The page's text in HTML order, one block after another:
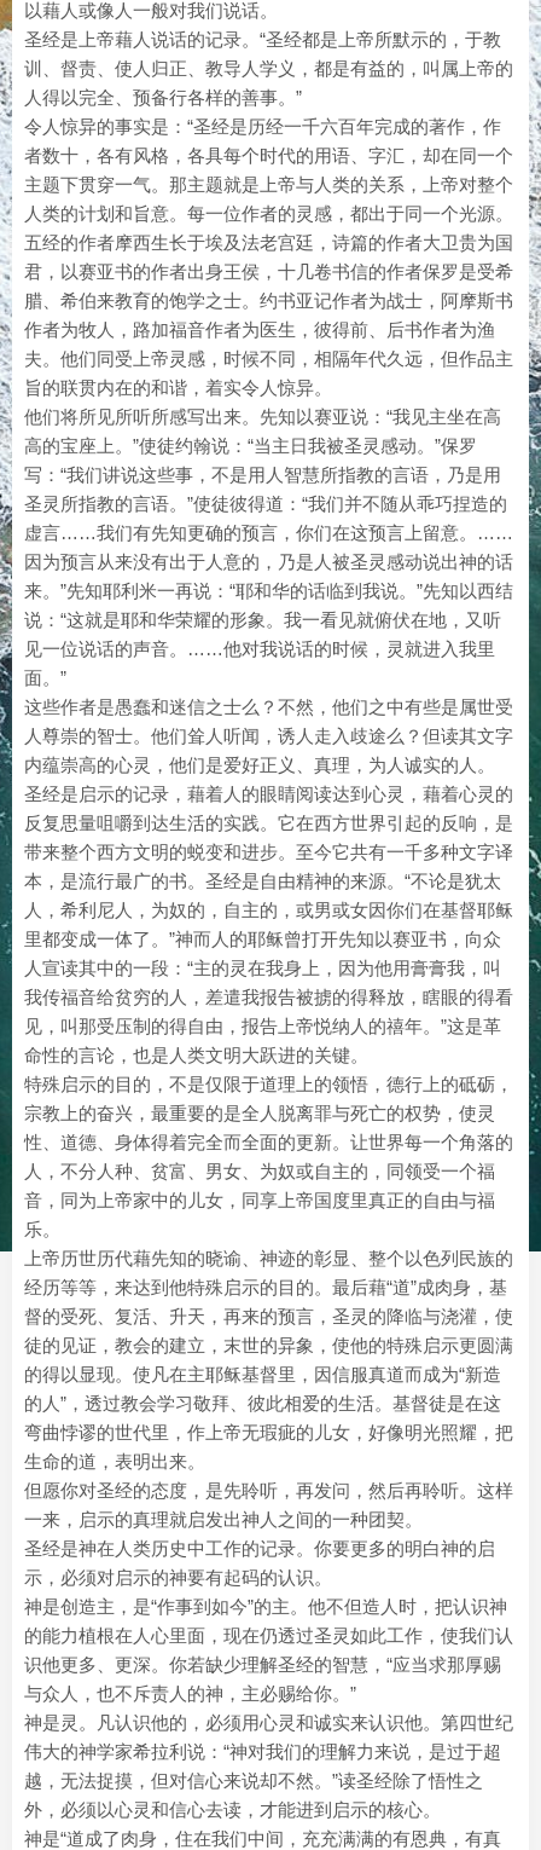
以藉人或像人一般对我们说话。
圣经是上帝藉人说话的记录。“圣经都是上帝所默示的，于教
训、督责、使人归正、教导人学义，都是有益的，叫属上帝的
人得以完全、预备行各样的善事。”
令人惊异的事实是：“圣经是历经一千六百年完成的著作，作
者数十，各有风格，各具每个时代的用语、字汇，却在同一个
主题下贯穿一气。那主题就是上帝与人类的关系，上帝对整个
人类的计划和旨意。每一位作者的灵感，都出于同一个光源。
五经的作者摩西生长于埃及法老宫廷，诗篇的作者大卫贵为国
君，以赛亚书的作者出身王侯，十几卷书信的作者保罗是受希
腊、希伯来教育的饱学之士。约书亚记作者为战士，阿摩斯书
作者为牧人，路加福音作者为医生，彼得前、后书作者为渔
夫。他们同受上帝灵感，时候不同，相隔年代久远，但作品主
旨的联贯内在的和谐，着实令人惊异。
他们将所见所听所感写出来。先知以赛亚说：“我见主坐在高
高的宝座上。”使徒约翰说：“当主日我被圣灵感动。”保罗
写：“我们讲说这些事，不是用人智慧所指教的言语，乃是用
圣灵所指教的言语。”使徒彼得道：“我们并不随从乖巧捏造的
虚言……我们有先知更确的预言，你们在这预言上留意。……
因为预言从来没有出于人意的，乃是人被圣灵感动说出神的话
来。”先知耶利米一再说：“耶和华的话临到我说。”先知以西结
说：“这就是耶和华荣耀的形象。我一看见就俯伏在地，又听
见一位说话的声音。……他对我说话的时候，灵就进入我里
面。”
这些作者是愚蠢和迷信之士么？不然，他们之中有些是属世受
人尊崇的智士。他们耸人听闻，诱人走入歧途么？但读其文字
内蕴崇高的心灵，他们是爱好正义、真理，为人诚实的人。
圣经是启示的记录，藉着人的眼睛阅读达到心灵，藉着心灵的
反复思量咀嚼到达生活的实践。它在西方世界引起的反响，是
带来整个西方文明的蜕变和进步。至今它共有一千多种文字译
本，是流行最广的书。圣经是自由精神的来源。“不论是犹太
人，希利尼人，为奴的，自主的，或男或女因你们在基督耶稣
里都变成一体了。”神而人的耶稣曾打开先知以赛亚书，向众
人宣读其中的一段：“主的灵在我身上，因为他用膏膏我，叫
我传福音给贫穷的人，差遣我报告被掳的得释放，瞎眼的得看
见，叫那受压制的得自由，报告上帝悦纳人的禧年。”这是革
命性的言论，也是人类文明大跃进的关键。
特殊启示的目的，不是仅限于道理上的领悟，德行上的砥砺，
宗教上的奋兴，最重要的是全人脱离罪与死亡的权势，使灵
性、道德、身体得着完全而全面的更新。让世界每一个角落的
人，不分人种、贫富、男女、为奴或自主的，同领受一个福
音，同为上帝家中的儿女，同享上帝国度里真正的自由与福
乐。
上帝历世历代藉先知的晓谕、神迹的彰显、整个以色列民族的
经历等等，来达到他特殊启示的目的。最后藉“道”成肉身，基
督的受死、复活、升天，再来的预言，圣灵的降临与浇灌，使
徒的见证，教会的建立，末世的异象，使他的特殊启示更圆满
的得以显现。使凡在主耶稣基督里，因信服真道而成为“新造
的人”，透过教会学习敬拜、彼此相爱的生活。基督徒是在这
弯曲悖谬的世代里，作上帝无瑕疵的儿女，好像明光照耀，把
生命的道，表明出来。
但愿你对圣经的态度，是先聆听，再发问，然后再聆听。这样
一来，启示的真理就启发出神人之间的一种团契。
圣经是神在人类历史中工作的记录。你要更多的明白神的启
示，必须对启示的神要有起码的认识。
神是创造主，是“作事到如今”的主。他不但造人时，把认识神
的能力植根在人心里面，现在仍透过圣灵如此工作，使我们认
识他更多、更深。你若缺少理解圣经的智慧，“应当求那厚赐
与众人，也不斥责人的神，主必赐给你。”
神是灵。凡认识他的，必须用心灵和诚实来认识他。第四世纪
伟大的神学家希拉利说：“神对我们的理解力来说，是过于超
越，无法捉摸，但对信心来说却不然。”读圣经除了悟性之
外，必须以心灵和信心去读，才能进到启示的核心。
神是“道成了肉身，住在我们中间，充充满满的有恩典，有真